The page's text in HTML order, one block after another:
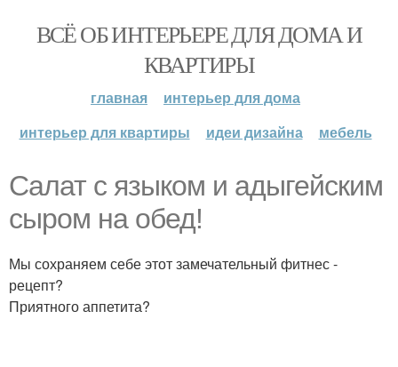
ВСЁ ОБ ИНТЕРЬЕРЕ ДЛЯ ДОМА И
КВАРТИРЫ
главная
интерьер для дома
интерьер для квартиры
идеи дизайна мебель
Салат с языком и адыгейским
сыром на обед!
Мы сохраняем себе этот замечательный фитнес -
рецепт?
Приятного аппетита?